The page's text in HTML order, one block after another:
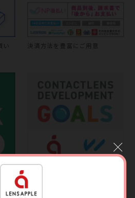
c
l
い
決済方法を豊富にご用意
る17の目標